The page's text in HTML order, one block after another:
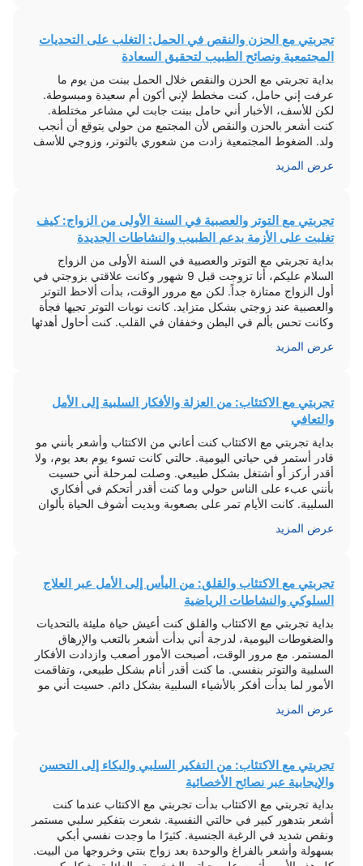
تجربتي مع الحزن والنقص في الحمل: التغلب على التحديات
المجتمعية ونصائح الطبيب لتحقيق السعادة
بداية تجربتي مع الحزن والنقص خلال الحمل ببنت من يوم ما
عرفت إني حامل، كنت مخطط لإني أكون أم سعيدة ومبسوطة.
لكن للأسف، الأخبار أني حامل ببنت جابت لي مشاعر مختلطة.
كنت أشعر بالحزن والنقص لأن المجتمع من حولي يتوقع أن أنجب
ولد. الضغوط المجتمعية زادت من شعوري بالتوتر، وزوجي للأسف
عرض المزيد
تجربتي مع التوتر والعصبية في السنة الأولى من الزواج: كيف
تغلبت على الأزمة بدعم الطبيب والنشاطات الجديدة
بداية تجربتي مع التوتر والعصبية في السنة الأولى من الزواج
السلام عليكم، أنا تزوجت قبل 9 شهور وكانت علاقتي بزوجتي في
أول الزواج ممتازة جداً. لكن مع مرور الوقت، بدأت ألاحظ التوتر
والعصبية عند زوجتي بشكل متزايد. كانت نوبات التوتر تجيها فجأة
وكانت تحس بألم في البطن وخفقان في القلب. كنت أحاول أهدئها
عرض المزيد
تجربتي مع الاكتئاب: من العزلة والأفكار السلبية إلى الأمل
والتعافي
بداية تجربتي مع الاكتئاب كنت أعاني من الاكتئاب وأشعر بأنني مو
قادر أستمر في حياتي اليومية. حالتي كانت تسوء يوم بعد يوم، ولا
أقدر أركز أو أشتغل بشكل طبيعي. وصلت لمرحلة أني حسيت
بأنني عبء على الناس حولي وما كنت أقدر أتحكم في أفكاري
السلبية. كانت الأيام تمر على بصعوبة وبديت أشوف الحياة بألوان
عرض المزيد
تجربتي مع الاكتئاب والقلق: من اليأس إلى الأمل عبر العلاج
السلوكي والنشاطات الرياضية
بداية تجربتي مع الاكتئاب والقلق كنت أعيش حياة مليئة بالتحديات
والضغوطات اليومية، لدرجة أني بدأت أشعر بالتعب والإرهاق
المستمر. مع مرور الوقت، أصبحت الأمور أصعب وازدادت الأفكار
السلبية والتوتر بنفسي. ما كنت أقدر أنام بشكل طبيعي، وتفاقمت
الأمور لما بدأت أفكر بالأشياء السلبية بشكل دائم. حسيت أني مو
عرض المزيد
تجربتي مع الاكتئاب: من التفكير السلبي والبكاء إلى التحسن
والإيجابية عبر نصائح الأخصائية
بداية تجربتي مع الاكتئاب بدأت تجربتي مع الاكتئاب عندما كنت
أشعر بتدهور كبير في حالتي النفسية. شعرت بتفكير سلبي مستمر
ونقص شديد في الرغبة الجنسية. كثيرًا ما وجدت نفسي أبكي
بسهولة وأشعر بالفراغ والوحدة بعد زواج بنتي وخروجها من البيت.